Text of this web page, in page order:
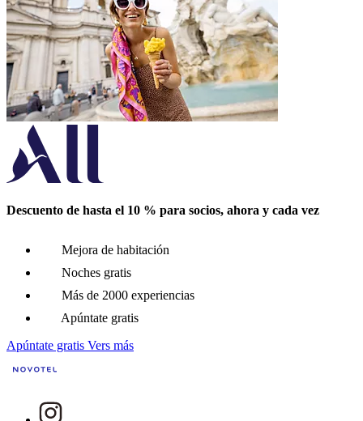
Descuento de hasta el 10 % para socios, ahora y cada vez
Mejora de habitación
Noches gratis
Más de 2000 experiencias
Apúntate gratis
Apúntate gratis Vers más